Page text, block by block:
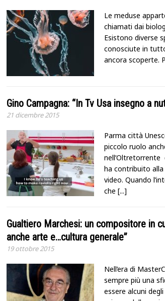
Le meduse
chiamati dai
Esistono diverse
conosciute in
ancora scoperte.
Gino Campagna: “In Tv Usa insegno a
21 dicembre 2015
Parma città
piccolo ruolo
nell’Oltretorrente
ha contribuito
video. Quando
che [...]
Gualtiero Marchesi: un compositore in
anche arte e…cultura generale”
19 ottobre 2015
Nell’era di
sempre più una
essere alcuni